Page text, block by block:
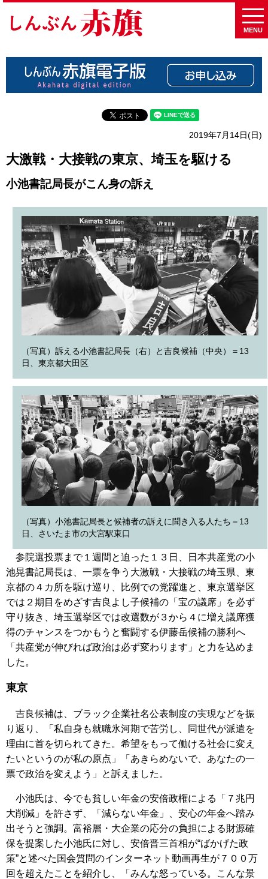
MENU
2019年7月14日(日)
大激戦・大接戦の東京、埼玉を駆ける
小池書記局長がこん身の訴え
（写真）訴える小池書記局長（右）と吉良候補（中央）＝13
日、東京都大田区
（写真）小池書記局長と候補者の訴えに聞き入る人たち＝13
日、さいたま市の大宮駅東口
参院選投票まで１週間と迫った１３日、日本共産党の小
池晃書記局長は、一票を争う大激戦・大接戦の埼玉県、東
京都の４カ所を駆け巡り、比例での党躍進と、東京選挙区
では２期目をめざす吉良よし子候補の「宝の議席」を必ず
守り抜き、埼玉選挙区では改選数が３から４に増え議席獲
得のチャンスをつかもうと奮闘する伊藤岳候補の勝利へ
「共産党が伸びれば政治は必ず変わります」と力を込めま
した。
東京
吉良候補は、ブラック企業社名公表制度の実現などを振
り返り、「私自身も就職氷河期で苦労し、同世代が派遣を
理由に首を切られてきた。希望をもって働ける社会に変え
たいというのが私の原点」「あきらめないで、あなたの一
票で政治を変えよう」と訴えました。
小池氏は、今でも貧しい年金の安倍政権による「７兆円
大削減」を許さず、「減らない年金」、安心の年金へ踏み
出そうと強調。富裕層・大企業の応分の負担による財源確
保を提案した小池氏に対し、安倍晋三首相が“ばかげた政
策”と述べた国会質問のインターネット動画再生が７００万
回を超えたことを紹介し、「みんな怒っている。こんな景